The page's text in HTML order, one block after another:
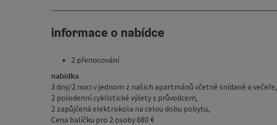
informace o nabídce
2 přenocování
nabídka
3 dny/2 noci v jednom z našich apartmánů včetně snídaně a večeře,
2 polodenní cyklistické výlety s průvodcem,
2 zapůjčená elektrokola na celou dobu pobytu,
Cena balíčku pro 2 osoby 680 €